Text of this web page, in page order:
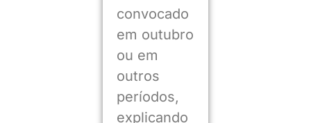
convocado
em outubro
ou em
outros
períodos,
explicando